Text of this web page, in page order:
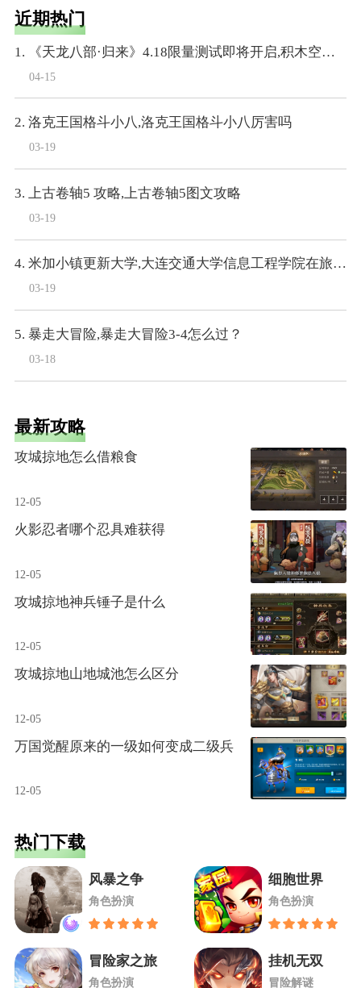
近期热门
1. 《天龙八部·归来》4.18限量测试即将开启,积木空降爆料
04-15
2. 洛克王国格斗小八,洛克王国格斗小八厉害吗
03-19
3. 上古卷轴5 攻略,上古卷轴5图文攻略
03-19
4. 米加小镇更新大学,大连交通大学信息工程学院在旅顺大学城里么
03-19
5. 暴走大冒险,暴走大冒险3-4怎么过？
03-18
最新攻略
攻城掠地怎么借粮食
12-05
火影忍者哪个忍具难获得
12-05
攻城掠地神兵锤子是什么
12-05
攻城掠地山地城池怎么区分
12-05
万国觉醒原来的一级如何变成二级兵
12-05
热门下载
风暴之争
角色扮演
冒险家之旅
角色扮演
细胞世界
角色扮演
挂机无双
冒险解谜